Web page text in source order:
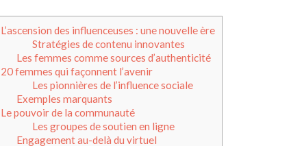
L’ascension des influenceuses : une nouvelle ère
Stratégies de contenu innovantes
Les femmes comme sources d’authenticité
20 femmes qui façonnent l’avenir
Les pionnières de l’influence sociale
Exemples marquants
Le pouvoir de la communauté
Les groupes de soutien en ligne
Engagement au-delà du virtuel